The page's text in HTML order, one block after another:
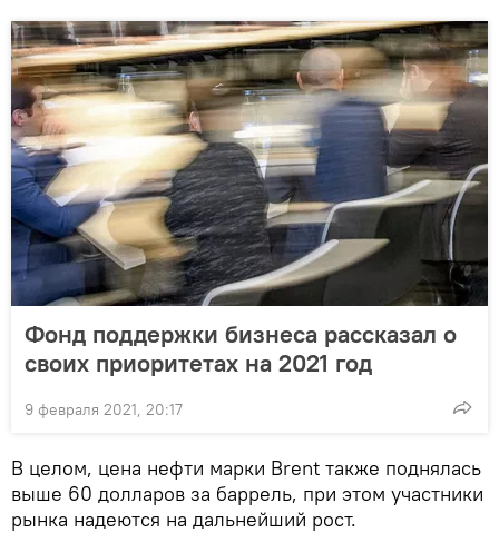
Фонд поддержки бизнеса рассказал о
своих приоритетах на 2021 год
9 февраля 2021, 20:17
В целом, цена нефти марки Brent также поднялась
выше 60 долларов за баррель, при этом участники
рынка надеются на дальнейший рост.